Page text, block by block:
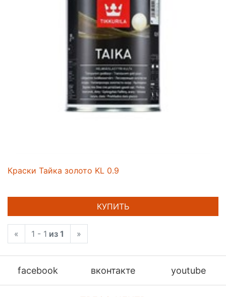
Краски Тайка золото KL 0.9
КУПИТЬ
« 1 - 1 из 1 »
facebook вконтакте youtube